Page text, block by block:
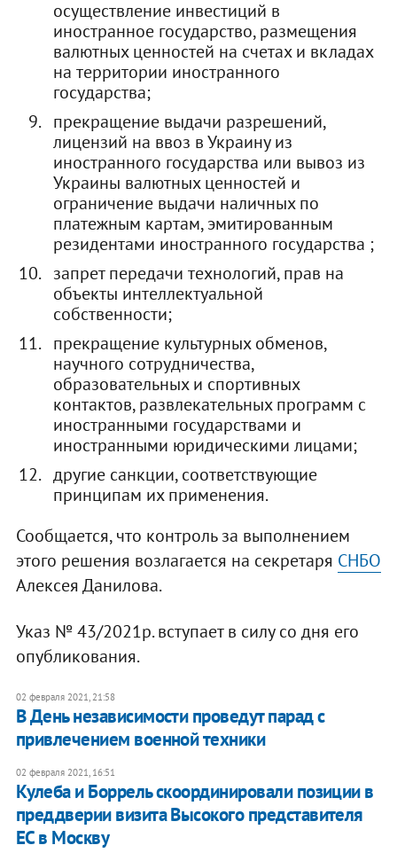
осуществление инвестиций в
иностранное государство, размещения
валютных ценностей на счетах и вкладах
на территории иностранного
государства;
прекращение выдачи разрешений,
лицензий на ввоз в Украину из
иностранного государства или вывоз из
Украины валютных ценностей и
ограничение выдачи наличных по
платежным картам, эмитированным
резидентами иностранного государства ;
запрет передачи технологий, прав на
объекты интеллектуальной
собственности;
прекращение культурных обменов,
научного сотрудничества,
образовательных и спортивных
контактов, развлекательных программ с
иностранными государствами и
иностранными юридическими лицами;
другие санкции, соответствующие
принципам их применения.
Сообщается, что контроль за выполнением
этого решения возлагается на секретаря СНБО
Алексея Данилова.
Указ № 43/2021р. вступает в силу со дня его
опубликования.
02 февраля 2021, 21:58
В День независимости проведут парад с
привлечением военной техники
02 февраля 2021, 16:51
Кулеба и Боррель скоординировали позиции в
преддверии визита Высокого представителя
ЕС в Москву